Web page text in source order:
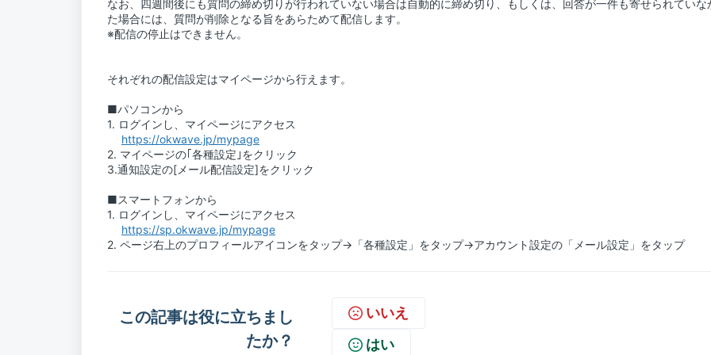
なお、四週間後にも質問の締め切りが行われていない場合は自動的に締め切り、もしくは、回答が一件も寄せられていな
た場合には、質問が削除となる旨をあらためて配信します。
※配信の停止はできません。
それぞれの配信設定はマイページから行えます。
■パソコンから
1. ログインし、マイページにアクセス
https://okwave.jp/mypage
2. マイページの｢各種設定｣をクリック
3.通知設定の[メール配信設定]をクリック
■スマートフォンから
1. ログインし、マイページにアクセス
https://sp.okwave.jp/mypage
2. ページ右上のプロフィールアイコンをタップ→「各種設定」をタップ→アカウント設定の「メール設定」をタップ
この記事は役に立ちまし
たか？
いいえ
はい